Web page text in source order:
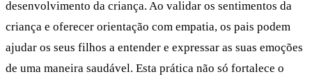
desenvolvimento da criança. Ao validar os sentimentos da
criança e oferecer orientação com empatia, os pais podem
ajudar os seus filhos a entender e expressar as suas emoções
de uma maneira saudável. Esta prática não só fortalece o